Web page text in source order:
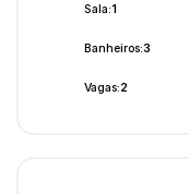
Sala:1
Banheiros:3
Vagas:2